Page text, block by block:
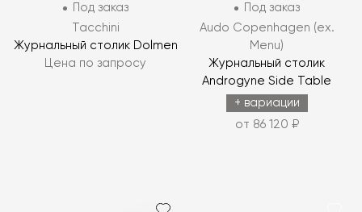
Под заказ
Tacchini
Журнальный столик Dolmen
Цена по запросу
Под заказ
Audo Copenhagen (ex.
Menu)
Журнальный столик
Androgyne Side Table
+ вариации
от 86 120 ₽